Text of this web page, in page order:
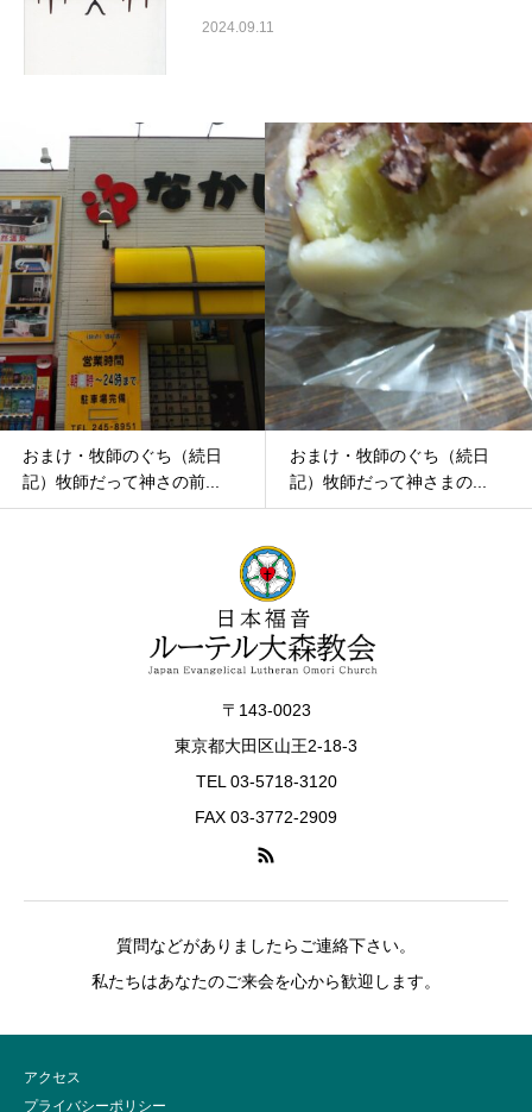
2024.09.11
おまけ・牧師のぐち（続日
記）牧師だって神さの前...
おまけ・牧師のぐち（続日
記）牧師だって神さまの...
〒143-0023
東京都大田区山王2-18-3
TEL 03-5718-3120
FAX 03-3772-2909
質問などがありましたらご連絡下さい。
私たちはあなたのご来会を心から歓迎します。
アクセス
プライバシーポリシー